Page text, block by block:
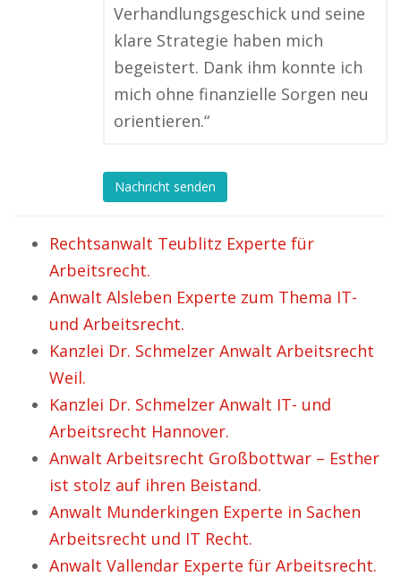
Verhandlungsgeschick und seine
klare Strategie haben mich
begeistert. Dank ihm konnte ich
mich ohne finanzielle Sorgen neu
orientieren.“
Nachricht senden
Rechtsanwalt Teublitz Experte für
Arbeitsrecht.
Anwalt Alsleben Experte zum Thema IT-
und Arbeitsrecht.
Kanzlei Dr. Schmelzer Anwalt Arbeitsrecht
Weil.
Kanzlei Dr. Schmelzer Anwalt IT- und
Arbeitsrecht Hannover.
Anwalt Arbeitsrecht Großbottwar – Esther
ist stolz auf ihren Beistand.
Anwalt Munderkingen Experte in Sachen
Arbeitsrecht und IT Recht.
Anwalt Vallendar Experte für Arbeitsrecht.